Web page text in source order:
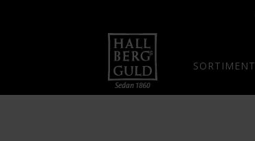
SORTIMENT